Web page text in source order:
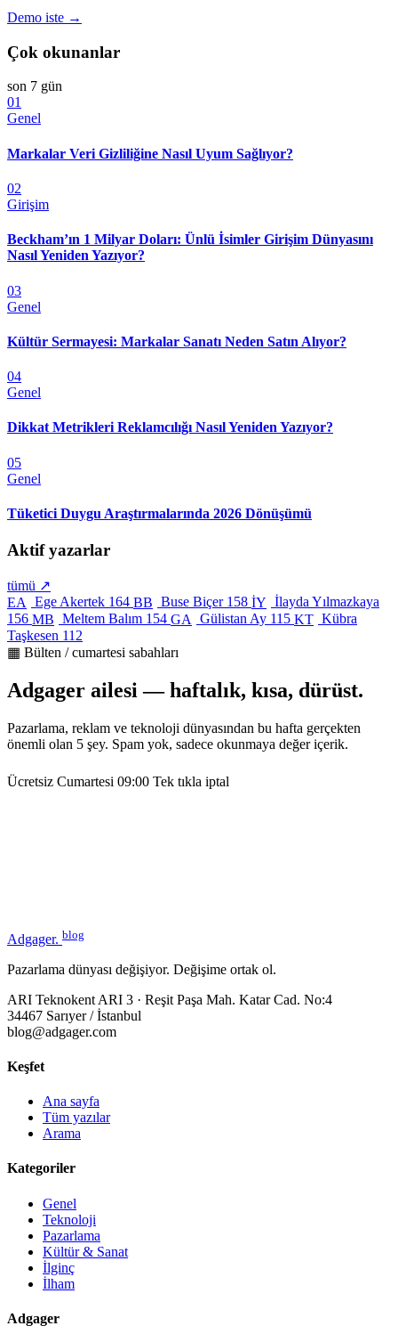
Demo iste →
Çok okunanlar
son 7 gün
01
Genel
Markalar Veri Gizliliğine Nasıl Uyum Sağlıyor?
02
Girişim
Beckham’ın 1 Milyar Doları: Ünlü İsimler Girişim Dünyasını
Nasıl Yeniden Yazıyor?
03
Genel
Kültür Sermayesi: Markalar Sanatı Neden Satın Alıyor?
04
Genel
Dikkat Metrikleri Reklamcılığı Nasıl Yeniden Yazıyor?
05
Genel
Tüketici Duygu Araştırmalarında 2026 Dönüşümü
Aktif yazarlar
tümü ↗
EA
Ege Akertek 164 BB Buse Biçer 158 İY İlayda Yılmazkaya
156 MB Meltem Balım 154 GA Gülistan Ay 115 KT Kübra
Taşkesen 112
▦ Bülten / cumartesi sabahları
Adgager ailesi — haftalık, kısa, dürüst.
Pazarlama, reklam ve teknoloji dünyasından bu hafta gerçekten
önemli olan 5 şey. Spam yok, sadece okunmaya değer içerik.
Ücretsiz Cumartesi 09:00 Tek tıkla iptal
Adgager. blog
Pazarlama dünyası değişiyor. Değişime ortak ol.
ARI Teknokent ARI 3 · Reşit Paşa Mah. Katar Cad. No:4
34467 Sarıyer / İstanbul
blog@adgager.com
Keşfet
Ana sayfa
Tüm yazılar
Arama
Kategoriler
Genel
Teknoloji
Pazarlama
Kültür & Sanat
İlginç
İlham
Adgager